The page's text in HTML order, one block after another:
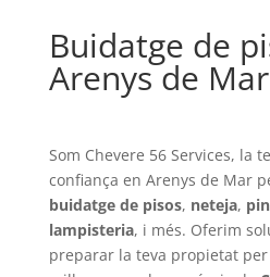
Buidatge de
Arenys de Mar
Som Chevere 56 Services, la
confiança en Arenys de Mar
buidatge de pisos, neteja,
lampisteria, i més. Oferim
preparar la teva propietat